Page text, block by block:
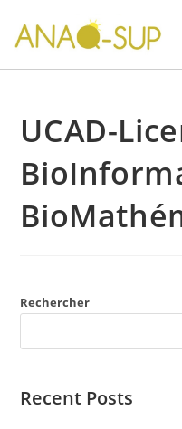
UCAD-
Rechercher
Recent Posts